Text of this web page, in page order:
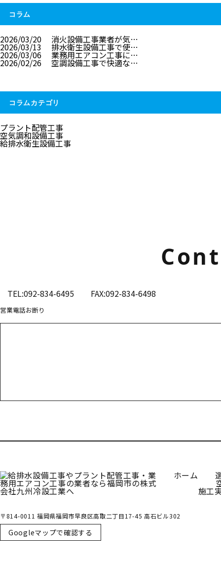
コラム
2026/03/20 消火設備工事業者が気…
2026/03/13 排水衛生設備工事で使…
2026/03/06 業務用エアコン工事に…
2026/02/26 空調設備工事で快適な…
コラムカテゴリ
プラント配管工事
空気調和設備工事
給排水衛生設備工事
TEL:092-834-6495 FAX:092-834-6498
営業電話お断り
ホーム
施工
〒814-0011 福岡県福岡市早良区高取二丁目17-45 高石ビル302
Googleマップで確認する